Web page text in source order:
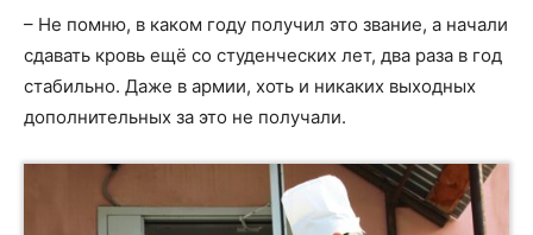
– Не помню, в каком году получил это звание, а начали
сдавать кровь ещё со студенческих лет, два раза в год
стабильно. Даже в армии, хоть и никаких выходных
дополнительных за это не получали.